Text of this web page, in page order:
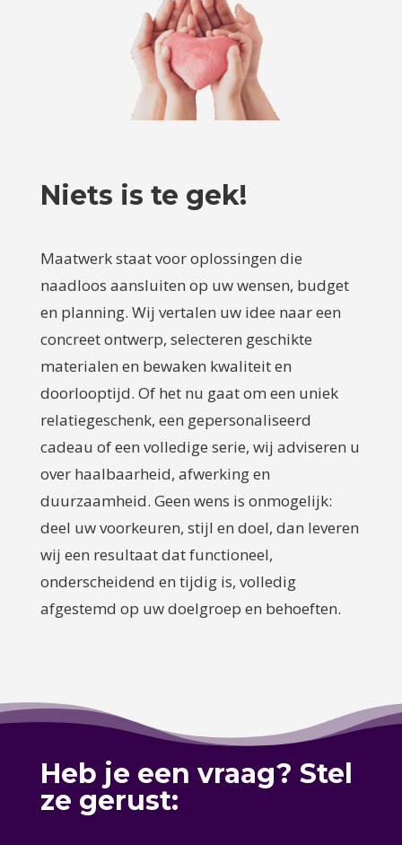
Niets is te gek!
Maatwerk staat voor oplossingen die
naadloos aansluiten op uw wensen, budget
en planning. Wij vertalen uw idee naar een
concreet ontwerp, selecteren geschikte
materialen en bewaken kwaliteit en
doorlooptijd. Of het nu gaat om een uniek
relatiegeschenk, een gepersonaliseerd
cadeau of een volledige serie, wij adviseren u
over haalbaarheid, afwerking en
duurzaamheid. Geen wens is onmogelijk:
deel uw voorkeuren, stijl en doel, dan leveren
wij een resultaat dat functioneel,
onderscheidend en tijdig is, volledig
afgestemd op uw doelgroep en behoeften.
Heb je een vraag? Stel
ze gerust: